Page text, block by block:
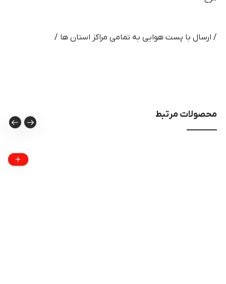
/ ارسال با پست هوایی به تمامی مراکز استان ها /
محصولات مرتبط